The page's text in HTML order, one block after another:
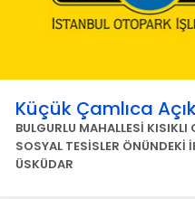
Küçük Çamlıca
BULGURLU MAHALLESİ KISIKLI
SOSYAL TESİSLER ÖNÜNDEKİ
ÜSKÜDAR